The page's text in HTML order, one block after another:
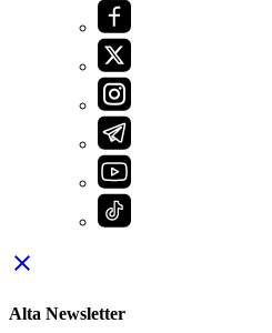
close
Alta Newsletter